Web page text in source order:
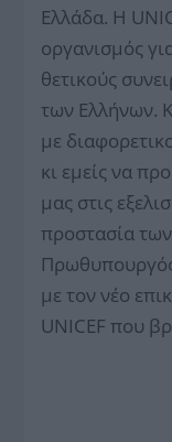
Ελλάδα. Η
οργανισμός
θετικούς
των Ελλήνων.
με
κι εμείς να
μας στις
προστασία
με τον νέο
UNICEF που